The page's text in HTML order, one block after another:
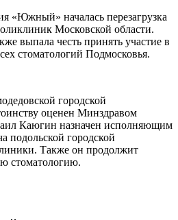
«Южный» началась перезагрузка
Московской области.
выпала честь принять участие в
стоматологий Подмосковья.
городской
оценен Минздравом
Каюгин назначен исполняющим
подольской городской
Также он продолжит
стоматологию.